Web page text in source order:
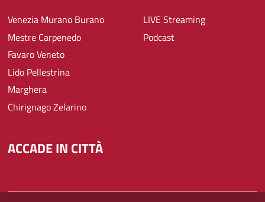
Venezia Murano Burano
Mestre Carpenedo
Favaro Veneto
Lido Pellestrina
Marghera
Chirignago Zelarino
LIVE Streaming
Podcast
ACCADE IN CITTÀ